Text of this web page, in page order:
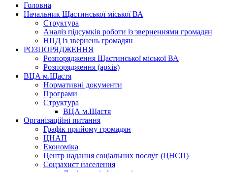
Головна
Начальник Щастинської міської ВА
Структура
Аналіз підсумків роботи із зверненнями громадян
НПД із звернень громадян
РОЗПОРЯДЖЕННЯ
Розпорядження Щастинської міської ВА
Розпорядження (архів)
ВЦА м.Щастя
Нормативні документи
Програми
Структура
ВЦА м.Щастя
Організаційні питання
Графік прийому громадян
ЦНАП
Економіка
Центр надання соціальних послуг (ЦНСП)
Соцзахист населення